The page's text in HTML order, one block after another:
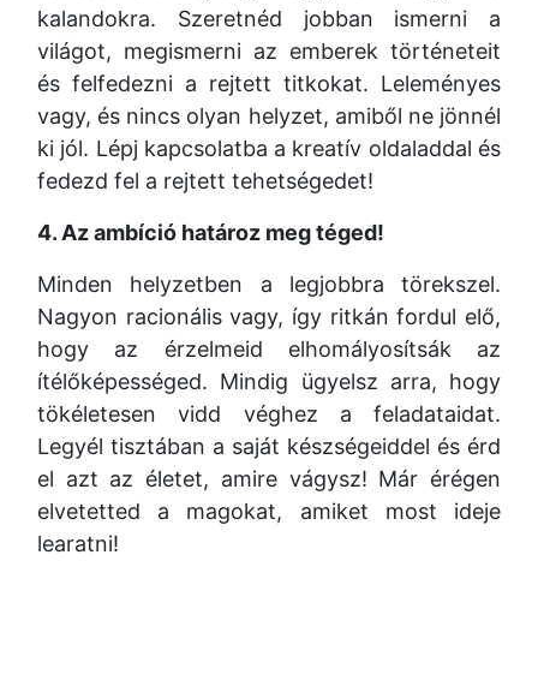
kalandokra. Szeretnéd jobban ismerni a
világot, megismerni az emberek történeteit
és felfedezni a rejtett titkokat. Leleményes
vagy, és nincs olyan helyzet, amiből ne jönnél
ki jól. Lépj kapcsolatba a kreatív oldaladdal és
fedezd fel a rejtett tehetségedet!
4. Az ambíció határoz meg téged!
Minden helyzetben a legjobbra törekszel.
Nagyon racionális vagy, így ritkán fordul elő,
hogy az érzelmeid elhomályosítsák az
ítélőképességed. Mindig ügyelsz arra, hogy
tökéletesen vidd véghez a feladataidat.
Legyél tisztában a saját készségeiddel és érd
el azt az életet, amire vágysz! Már érégen
elvetetted a magokat, amiket most ideje
learatni!